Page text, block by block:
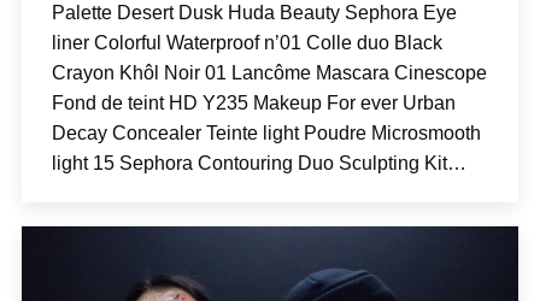
Palette Desert Dusk Huda Beauty Sephora Eye
liner Colorful Waterproof n’01 Colle duo Black
Crayon Khôl Noir 01 Lancôme Mascara Cinescope
Fond de teint HD Y235 Makeup For ever Urban
Decay Concealer Teinte light Poudre Microsmooth
light 15 Sephora Contouring Duo Sculpting Kit…